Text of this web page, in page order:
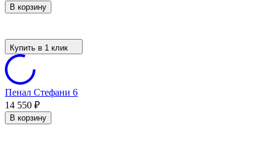
В корзину
Купить в 1 клик
Пенал Стефани 6
14 550 ₽
В корзину